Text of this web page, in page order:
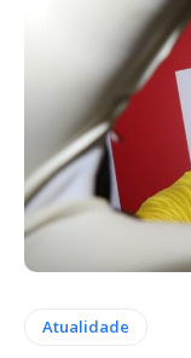
Atualidade